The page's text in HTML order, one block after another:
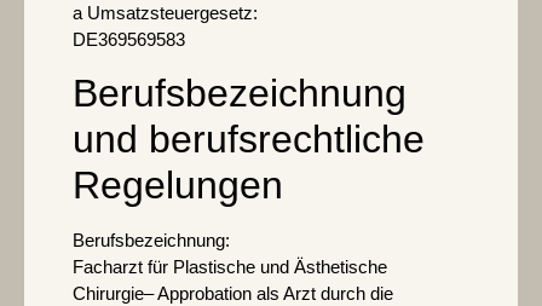
a Umsatzsteuergesetz:
DE369569583
Berufsbezeichnung
und berufsrechtliche
Regelungen
Berufsbezeichnung:
Facharzt für Plastische und Ästhetische
Chirurgie– Approbation als Arzt durch die